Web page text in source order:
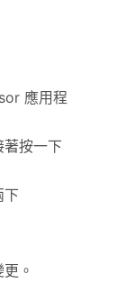
應用程
著按一下
下
。